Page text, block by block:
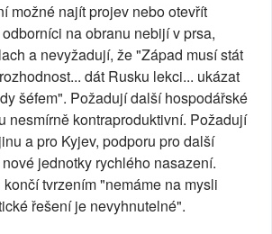
možné najít projev nebo otevřít
na obranu nebijí v prsa,
a nevyžadují, že "Západ musí stát
dát Rusku lekci... ukázat
šéfem". Požadují další hospodářské
nesmírně kontraproduktivní. Požadují
a pro Kyjev, podporu pro další
jednotky rychlého nasazení.
tvrzením "nemáme na mysli
řešení je nevyhnutelné".